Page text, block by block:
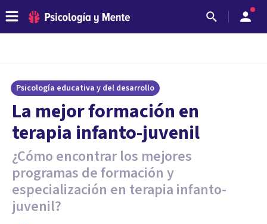
Psicología educativa y del desarrollo
La mejor formación en
terapia infanto-juvenil
¿Cómo encontrar los mejores
programas de formación y
especialización en terapia infanto-
juvenil?